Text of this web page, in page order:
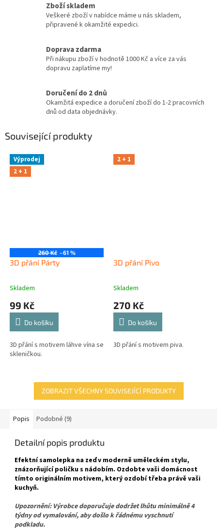
Zboží skladem
Veškeré zboží v nabídce máme u nás skladem,
připravené k okamžité expedici.
Doprava zdarma
Při nákupu zboží v hodnotě 1000 Kč a více za vás
dopravu zaplatíme my!
Doručení do 2 dnů
Okamžitá expedice a doručení zboží do 1-2 pracovních
dnů od data objednávky.
Související produkty
Výprodej
2 + 1
260 Kč –61 %
3D přání Párty
Skladem
99 Kč
Do košíku
3D přání s motivem láhve vína se
skleničkou.
2 + 1
3D přání Pivo
Skladem
270 Kč
Do košíku
3D přání s motivem piva.
ZOBRAZIT VŠECHNY SOUVISEJÍCÍ PRODUKTY
Popis Podobné (9)
Detailní popis produktu
Efektní samolepka na zeď v moderně uměleckém stylu,
znázorňující poličku s nádobím. Ozdobte vaši domácnost
tímto originálním motivem, který ozdobí třeba právě vaši
kuchyň.
Upozornění: Výrobce doporučuje dodržet lhůtu minimálně 4
týdny od vymalování, aby došlo k řádnému vyschnutí
podkladu.